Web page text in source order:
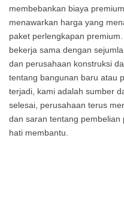
membebankan biaya
menawarkan harga yang
paket perlengkapan premium.
bekerja sama dengan
dan perusahaan konstruksi
tentang bangunan baru atau
terjadi, kami adalah sumber
selesai, perusahaan terus
dan saran tentang
hati membantu.